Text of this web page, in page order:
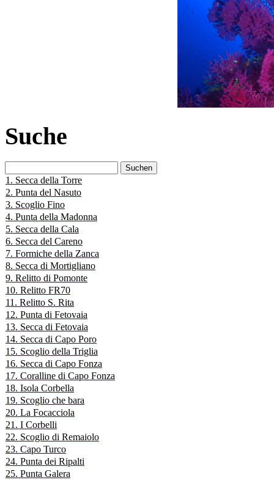
Suche
nach:
1. Secca della Torre
2. Punta del Nasuto
3. Scoglio Fino
4. Punta della Madonna
5. Secca della Cala
6. Secca del Careno
7. Formiche della Zanca
8. Secca di Mortigliano
9. Relitto di Pomonte
10. Relitto FR70
11. Relitto S. Rita
12. Punta di Fetovaia
13. Secca di Fetovaia
14. Secca di Capo Poro
15. Scoglio della Triglia
16. Secca di Capo Fonza
17. Coralline di Capo Fonza
18. Isola Corbella
19. Scoglio che bara
20. La Focacciola
21. I Corbelli
22. Scoglio di Remaiolo
23. Capo Turco
24. Punta dei Ripalti
25. Punta Galera